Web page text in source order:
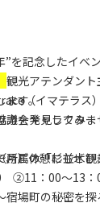
を記念したイベ
観光アテンダン
ます。
を発見してみま
（イマテラス
議会キャラクタ
ご休憩にもぜ
所属の「杉並木
場町の秘密を探
月）
②11：00～13